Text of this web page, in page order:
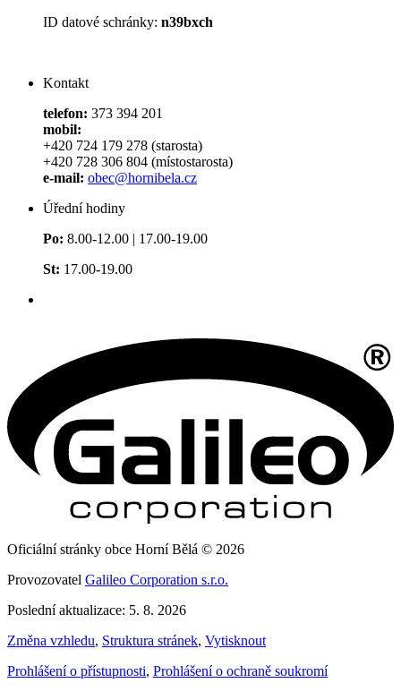
ID datové schránky: n39bxch
Kontakt
telefon: 373 394 201
mobil:
+420 724 179 278 (starosta)
+420 728 306 804 (místostarosta)
e-mail: obec@hornibela.cz
Úřední hodiny
Po: 8.00-12.00 | 17.00-19.00
St: 17.00-19.00
Oficiální stránky obce Horní Bělá © 2026
Provozovatel Galileo Corporation s.r.o.
Poslední aktualizace: 5. 8. 2026
Změna vzhledu, Struktura stránek, Vytisknout
Prohlášení o přístupnosti, Prohlášení o ochraně soukromí